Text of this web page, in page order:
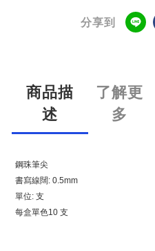
分享到
商品描
述
了解更
多
鋼珠筆尖
書寫線闊: 0.5mm
單位: 支
每盒單色10 支